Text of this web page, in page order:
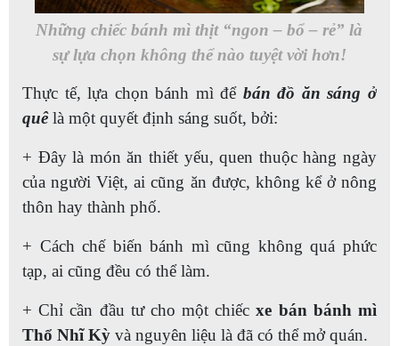
Những chiếc bánh mì thịt “ngon – bổ – rẻ” là
sự lựa chọn không thể nào tuyệt vời hơn!
Thực tế, lựa chọn bánh mì để bán đồ ăn sáng ở
quêlà một quyết định sáng suốt, bởi:
+ Đây là món ăn thiết yếu, quen thuộc hàng ngày
của người Việt, ai cũng ăn được, không kể ở nông
thôn hay thành phố.
+ Cách chế biến bánh mì cũng không quá phức
tạp, ai cũng đều có thể làm.
+ Chỉ cần đầu tư cho một chiếcxe bán bánh mì
Thổ Nhĩ Kỳ và nguyên liệu là đã có thể mở quán.